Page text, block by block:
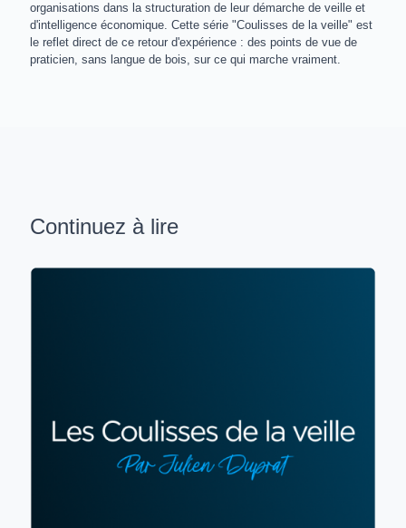
organisations dans la structuration de leur démarche de veille et
d'intelligence économique. Cette série "Coulisses de la veille" est
le reflet direct de ce retour d'expérience : des points de vue de
praticien, sans langue de bois, sur ce qui marche vraiment.
Continuez à lire